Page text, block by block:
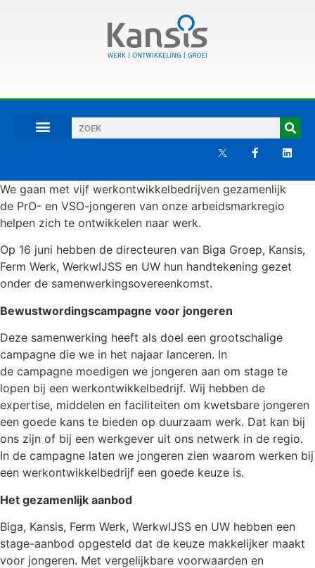
We gaan met vijf werkontwikkelbedrijven gezamenlijk
de PrO- en VSO-jongeren van onze arbeidsmarkregio
helpen zich te ontwikkelen naar werk.
Op 16 juni hebben de directeuren van Biga Groep, Kansis,
Ferm Werk, WerkwIJSS en UW hun handtekening gezet
onder de samenwerkingsovereenkomst.
Bewustwordingscampagne voor jongeren
Deze samenwerking heeft als doel een grootschalige
campagne die we in het najaar lanceren. In
de campagne moedigen we jongeren aan om stage te
lopen bij een werkontwikkelbedrijf. Wij hebben de
expertise, middelen en faciliteiten om kwetsbare jongeren
een goede kans te bieden op duurzaam werk. Dat kan bij
ons zijn of bij een werkgever uit ons netwerk in de regio.
In de campagne laten we jongeren zien waarom werken bij
een werkontwikkelbedrijf een goede keuze is.
Het gezamenlijk aanbod
Biga, Kansis, Ferm Werk, WerkwIJSS en UW hebben een
stage-aanbod opgesteld dat de keuze makkelijker maakt
voor jongeren. Met vergelijkbare voorwaarden en